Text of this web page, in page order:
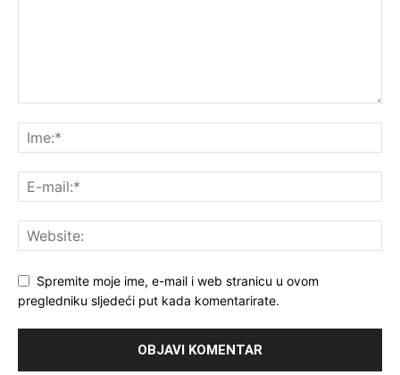
Spremite moje ime, e-mail i web stranicu u ovom
pregledniku sljedeći put kada komentarirate.